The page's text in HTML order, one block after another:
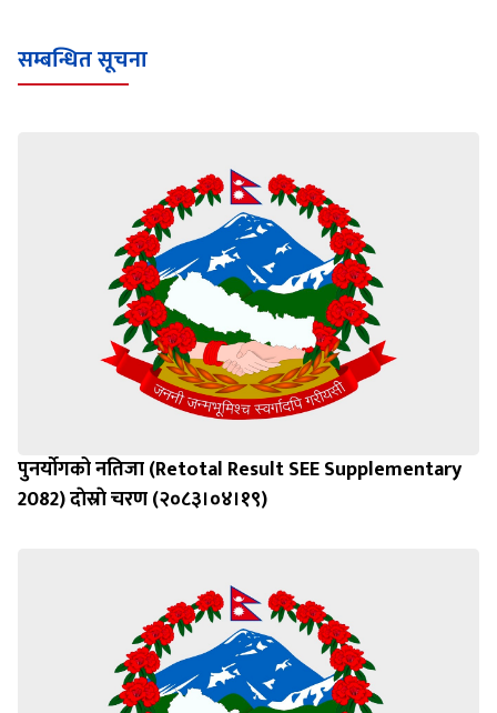
सम्बन्धित सूचना
पुनर्याेगको नतिजा (Retotal Result SEE Supplementary
2082) दाेस्राे चरण (२०८३।०४।१९)